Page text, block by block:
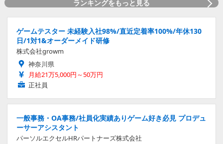
ランキングをもっと見る
ゲームテスター 未経験入社98%/直近定着率100%/年休130
日/1対1&オーダーメイド研修
株式会社growm
神奈川県
月給21万5,000円～50万円
正社員
一般事務・OA事務/社員化実績ありゲーム好き必見 プロデュ
ーサーアシスタント
パーソルエクセルHRパートナーズ株式会社